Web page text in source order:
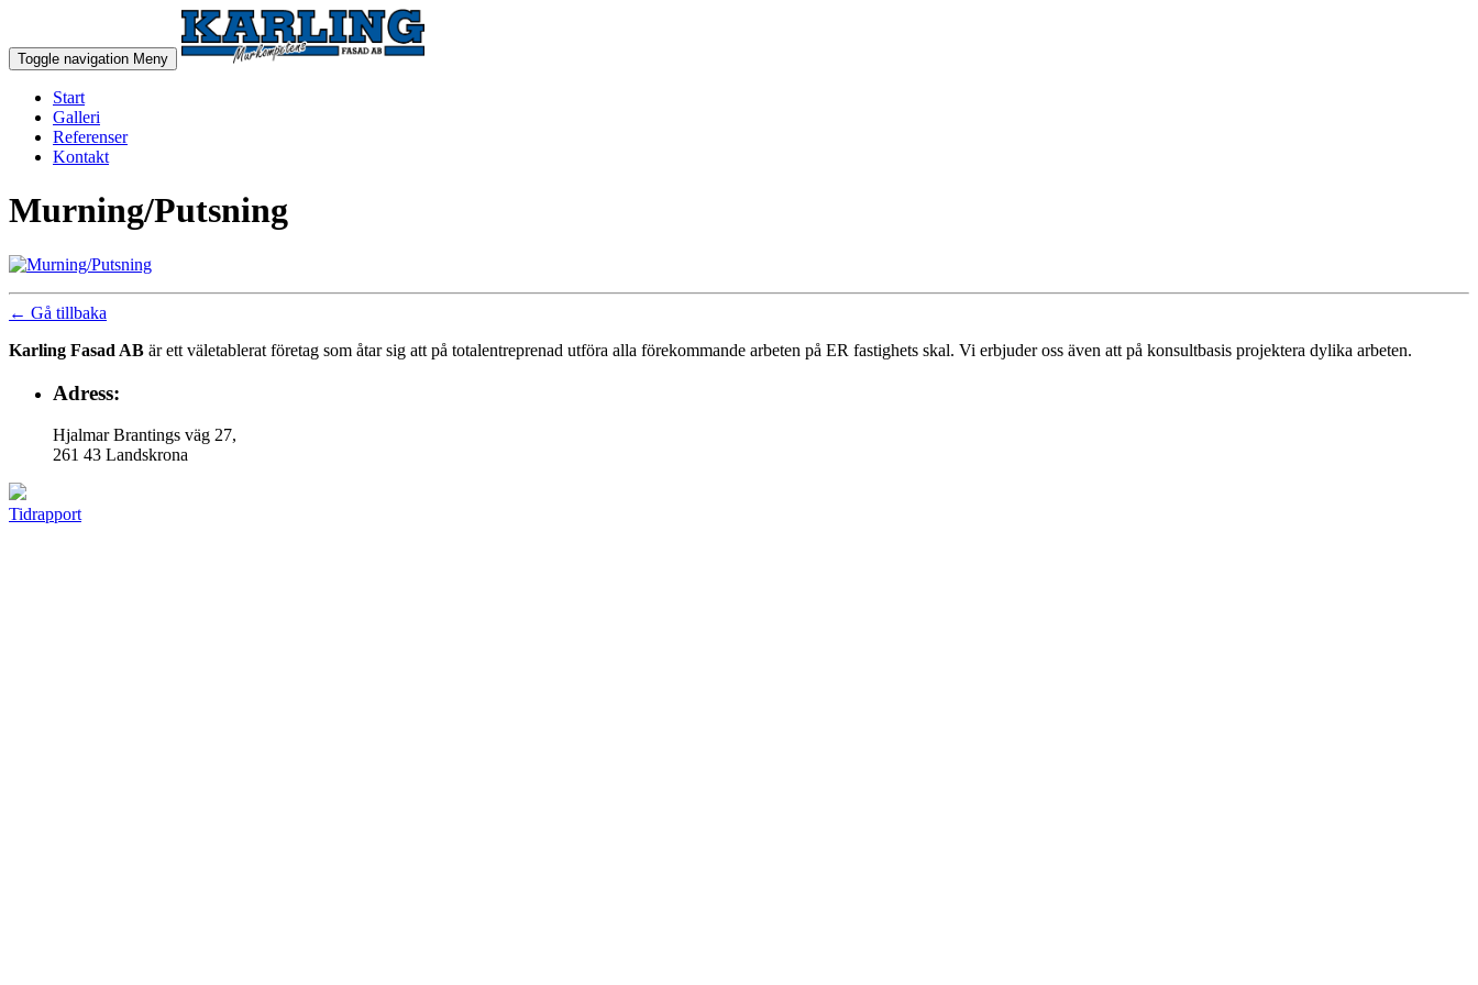
Toggle navigation Meny
Start
Galleri
Referenser
Kontakt
Murning/Putsning
← Gå tillbaka
Karling Fasad AB är ett väletablerat företag som åtar sig att på totalentreprenad utföra alla förekommande arbeten på ER fastighets skal. Vi erbjuder oss även att på konsultbasis projektera dylika arbeten.
Adress:
Hjalmar Brantings väg 27,
261 43 Landskrona
Tidrapport